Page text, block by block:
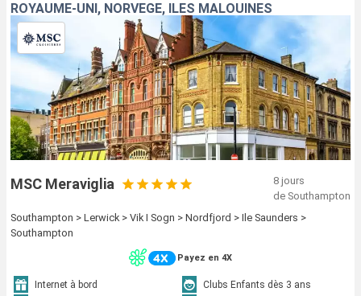
ROYAUME-UNI, NORVÈGE, ÎLES MALOUINES
MSC Meraviglia
8 jours
de Southampton
Southampton > Lerwick > Vik I Sogn > Nordfjord > Ile Saunders >
Southampton
Payez en 4X
Internet à bord
Clubs Enfants dès 3 ans